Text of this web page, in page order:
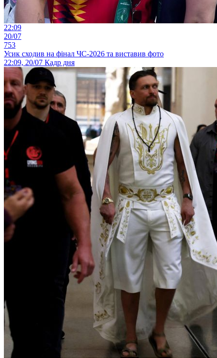
22:09
20/07
753
Усик сходив на фінал ЧС-2026 та виставив фото
22:09, 20/07 Кадр дня